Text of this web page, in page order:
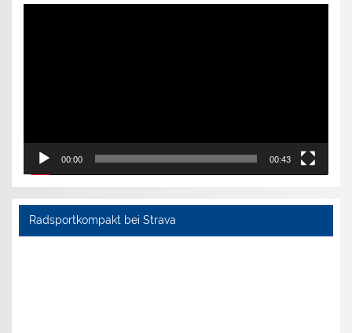
Video-
00:00 00:43
Radsportkompakt bei Strava